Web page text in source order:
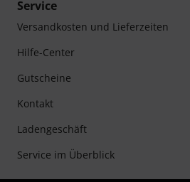
Service
Versandkosten und Lieferzeiten
Hilfe-Center
Gutscheine
Kontakt
Ladengeschäft
Service im Überblick